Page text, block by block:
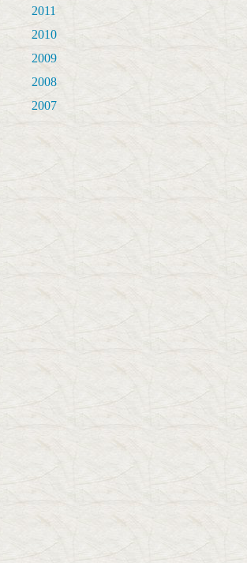
2011
2010
2009
2008
2007